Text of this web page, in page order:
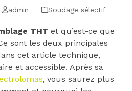
admin Soudage sélectif
THT et qu’est-ce que
sont les deux principales
cet article technique,
et accessible. Après sa
, vous saurez plus